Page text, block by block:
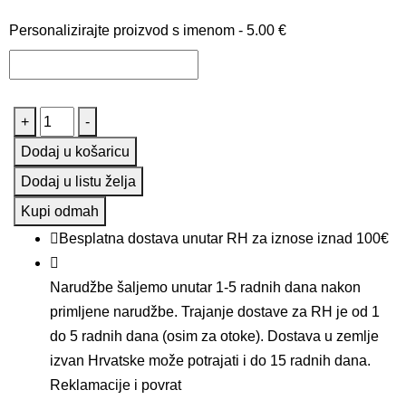
Personalizirajte proizvod s imenom - 5.00 €
+
Ljuljačka
za
bebe
i
djecu
-
Moja
prva
LjuLja
MIX
crvena-
zvjezdice
-
Dodaj u košaricu
Dodaj u listu želja
Kupi odmah
Besplatna dostava unutar RH za iznose iznad 100€
Narudžbe šaljemo unutar 1-5 radnih dana nakon
primljene narudžbe. Trajanje dostave za RH je od 1
do 5 radnih dana (osim za otoke). Dostava u zemlje
izvan Hrvatske može potrajati i do 15 radnih dana.
Reklamacije i povrat